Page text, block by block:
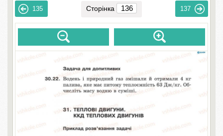
135 Сторінка 137